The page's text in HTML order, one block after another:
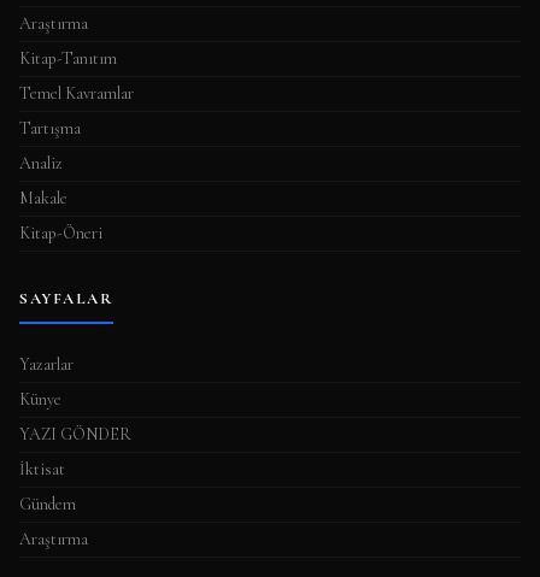
Araştırma
Kitap-Tanıtım
Temel Kavramlar
Tartışma
Analiz
Makale
Kitap-Öneri
SAYFALAR
Yazarlar
Künye
YAZI GÖNDER
İktisat
Gündem
Araştırma